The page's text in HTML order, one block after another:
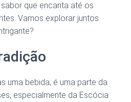
que encanta até os
Vamos explorar juntos
uma bebida; é uma parte da
especialmente da Escócia